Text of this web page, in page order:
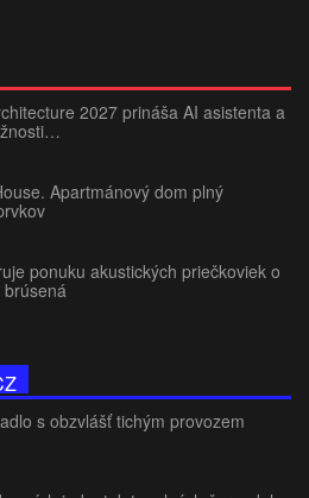
2027 prináša AI asistenta a
Apartmánový dom plný
ponuku akustických priečkoviek o
brúsená
s obzvlášť tichým provozem